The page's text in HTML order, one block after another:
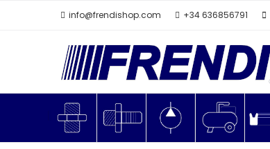
info@frendishop.com +34 636856791